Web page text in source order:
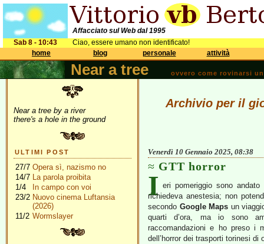
Affacciato sul Web dal 1995
Sab 8 - 10:43
Ciao, essere umano non identificato!
home
blog personale attività
Near a tree ovvero come rovinarsi
Near a tree by a river
there's a hole in the ground
ULTIMI POST
27/7 Opera sì, nazismo no
14/7 La parola proibita
1/4
In campo con voi
23/2 Nuovo cinema Luftansia
(2026)
11/2 Wormslayer
Archivio per il
Venerdì 10 Gennaio 2025, 08:38
GTT horror
I eri pomeriggio sono
richiedeva anestesia; non
secondo Google Maps un
quarti d’ora, ma io sono
raccomandazioni e ho preso i
dell’horror dei trasporti torinesi di